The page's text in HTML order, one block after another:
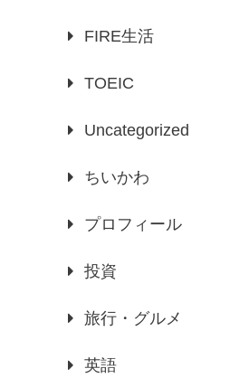
FIRE生活
TOEIC
Uncategorized
ちいかわ
プロフィール
投資
旅行・グルメ
英語